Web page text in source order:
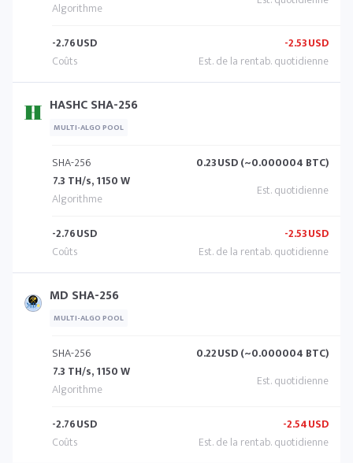
-2.76USD -2.53USD
HASHC SHA-256
MULTI-ALGO POOL
SHA-256
7.3 TH/s, 1150 W
0.23USD (~0.000004 BTC)
-2.76USD -2.53USD
MD SHA-256
MULTI-ALGO POOL
SHA-256
7.3 TH/s, 1150 W
0.22USD (~0.000004 BTC)
-2.76USD -2.54USD